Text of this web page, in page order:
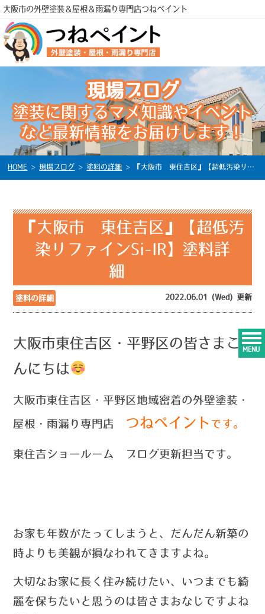
大阪市の外壁塗装＆屋根＆雨漏り専門店つねペイント
電話
MENU
現場ブログ
塗装に関するマメ知識やイベント
など最新情報をお届けします！
HOME >現場ブログ > 塗料の詳細 > 『大阪市 東住吉区』【超低汚染リファインSi-IR】塗料詳細
『大阪市 東住吉区』【超低汚
染リファインSi-IR】塗料詳
細
塗料の詳細 2022.06.01 (Wed) 更新
大阪市東住吉区・平野区の皆さまこ
んにちは
大阪市東住吉区・平野区地域密着の外壁塗装・
屋根・雨漏り専門店 つねペイント です。
東住吉ショールーム ブログ更新担当です。
お家も年数がたってしまうと、だんだん新築の
時よりも美観が損なわれてきますよね。
大切なお家に長く住み続けたい、いつまでも綺
麗を保ちたいと思うのは皆さまおなじですよね